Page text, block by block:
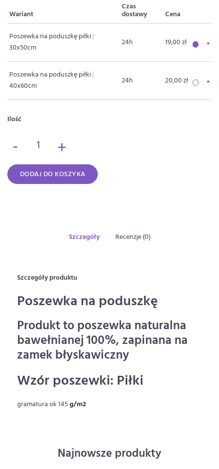
Wariant
Czas
dostawy
Cena
Poszewka na poduszkę piłki|
30x50cm
24h 19,00 zł
Poszewka na poduszkę piłki|
40x60cm
24h 20,00 zł
Ilość
- +
DODAJ DO KOSZYKA
Szczegóły Recenzje (0)
Szczegóły produktu
Poszewka na poduszkę
Produkt to poszewka naturalna
bawełnianej 100%, zapinana na
zamek błyskawiczny
Wzór poszewki: Piłki
gramatura ok 145g/m2
Najnowsze produkty